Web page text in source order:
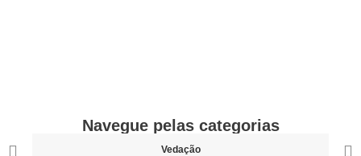
LitrosNavegue pelas categorias
Vedação